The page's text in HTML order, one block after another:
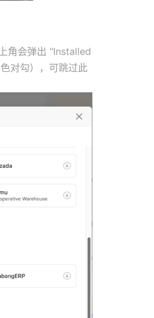
角会弹出 "Installed
对勾），可跳过此